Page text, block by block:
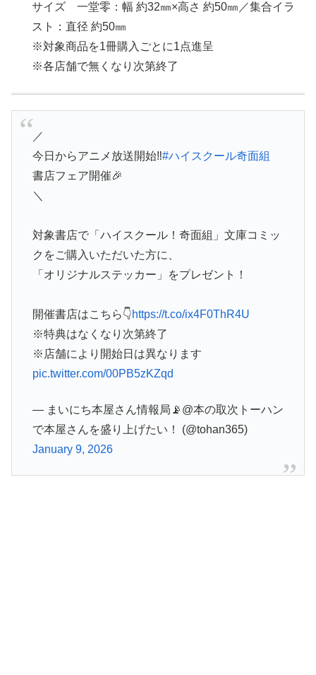
サイズ 一堂零：幅 約32㎜×高さ 約50㎜／集合イラ
スト：直径 約50㎜
※対象商品を1冊購入ごとに1点進呈
※各店舗で無くなり次第終了
／
今日からアニメ放送開始‼#ハイスクール奇面組
書店フェア開催🎉
＼
対象書店で「ハイスクール！奇面組」文庫コミッ
クをご購入いただいた方に、
「オリジナルステッカー」をプレゼント！
開催書店はこちら👇https://t.co/ix4F0ThR4U
※特典はなくなり次第終了
※店舗により開始日は異なります
pic.twitter.com/00PB5zKZqd
— まいにち本屋さん情報局📡@本の取次トーハン
で本屋さんを盛り上げたい！ (@tohan365)
January 9, 2026